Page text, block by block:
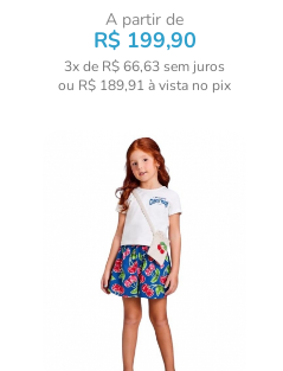
A partir de
R$ 199,90
3x de R$ 66,63sem juros
ou R$ 189,91 à vista no pix